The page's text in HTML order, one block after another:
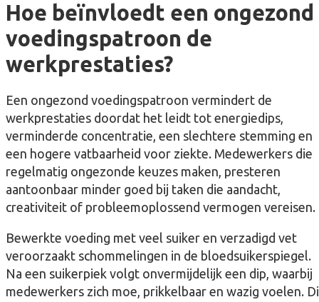
Hoe beïnvloedt een ongezond
voedingspatroon de
werkprestaties?
Een ongezond voedingspatroon vermindert de
werkprestaties doordat het leidt tot energiedips,
verminderde concentratie, een slechtere stemming en
een hogere vatbaarheid voor ziekte. Medewerkers die
regelmatig ongezonde keuzes maken, presteren
aantoonbaar minder goed bij taken die aandacht,
creativiteit of probleemoplossend vermogen vereisen.
Bewerkte voeding met veel suiker en verzadigd vet
veroorzaakt schommelingen in de bloedsuikerspiegel.
Na een suikerpiek volgt onvermijdelijk een dip, waarbij
medewerkers zich moe, prikkelbaar en wazig voelen.